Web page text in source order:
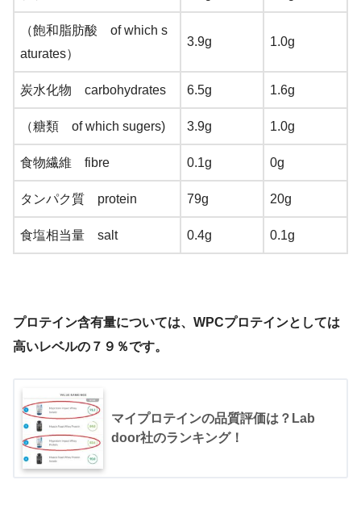
（飽和脂肪酸 of which s
aturates）
3.9g 1.0g
炭水化物 carbohydrates 6.5g 1.6g
（糖類 of which sugers) 3.9g 1.0g
食物繊維 fibre 0.1g 0g
タンパク質 protein 79g 20g
食塩相当量 salt 0.4g 0.1g
プロテイン含有量については、WPCプロテインとしては
高いレベルの７９％です。
マイプロテインの品質評価は？Lab
door社のランキング！